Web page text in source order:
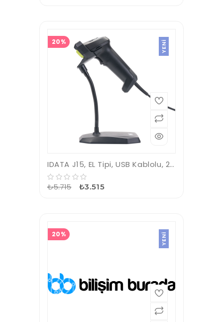
20% YENI
IDATA J15, EL Tipi, USB Kablolu, 2D (Karekod), Imager, Barkod Okuyucu
₺5.715 ₺3.515
20% YENI